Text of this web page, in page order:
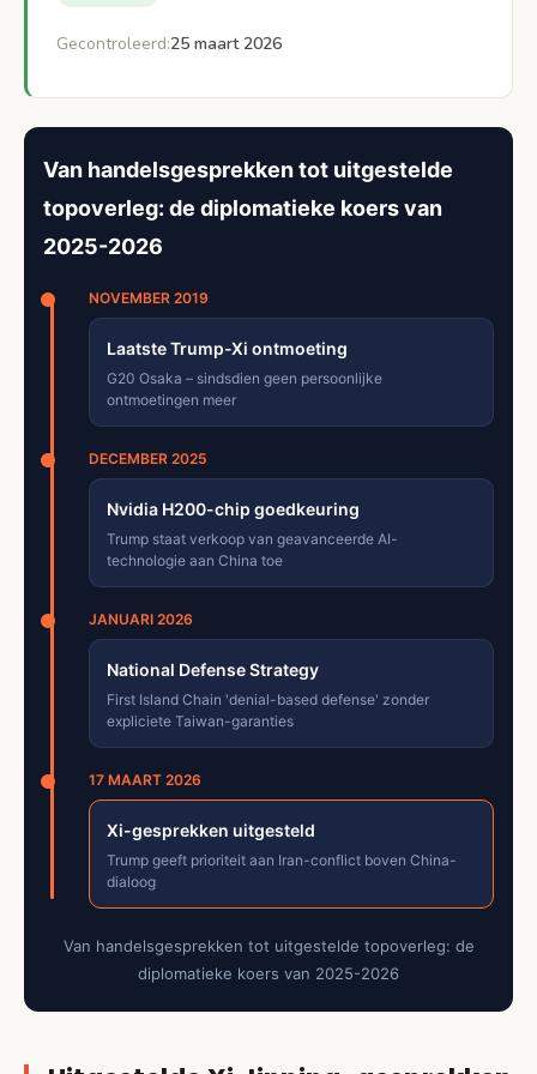
Gecontroleerd:25 maart 2026
Van handelsgesprekken tot uitgestelde
topoverleg: de diplomatieke koers van
2025-2026
NOVEMBER 2019
Laatste Trump-Xi ontmoeting
G20 Osaka – sindsdien geen persoonlijke
ontmoetingen meer
DECEMBER 2025
Nvidia H200-chip goedkeuring
Trump staat verkoop van geavanceerde AI-
technologie aan China toe
JANUARI 2026
National Defense Strategy
First Island Chain 'denial-based defense' zonder
expliciete Taiwan-garanties
17 MAART 2026
Xi-gesprekken uitgesteld
Trump geeft prioriteit aan Iran-conflict boven China-
dialoog
Van handelsgesprekken tot uitgestelde topoverleg: de
diplomatieke koers van 2025-2026